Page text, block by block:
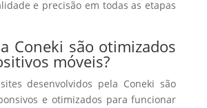
e precisão em todas as etapas
Coneki são otimizados
móveis?
desenvolvidos pela Coneki são
e otimizados para funcionar